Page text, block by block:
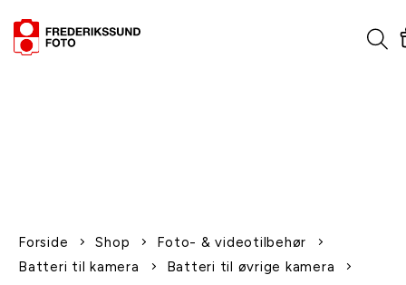
Forside Shop
Foto- & videotilbehør
Batteri til kamera
Batteri til øvrige kamera